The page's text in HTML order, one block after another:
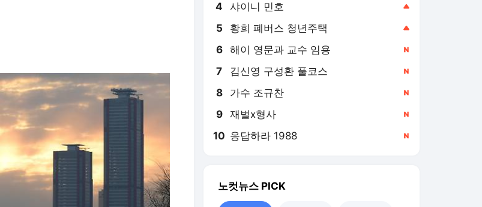
4 샤이니 민호
5 황희 폐버스 청년주택
6 해이 영문과 교수 임용
7 김신영 구성환 풀코스
8 가수 조규찬
9 재벌x형사
10 응답하라 1988
노컷뉴스 PICK